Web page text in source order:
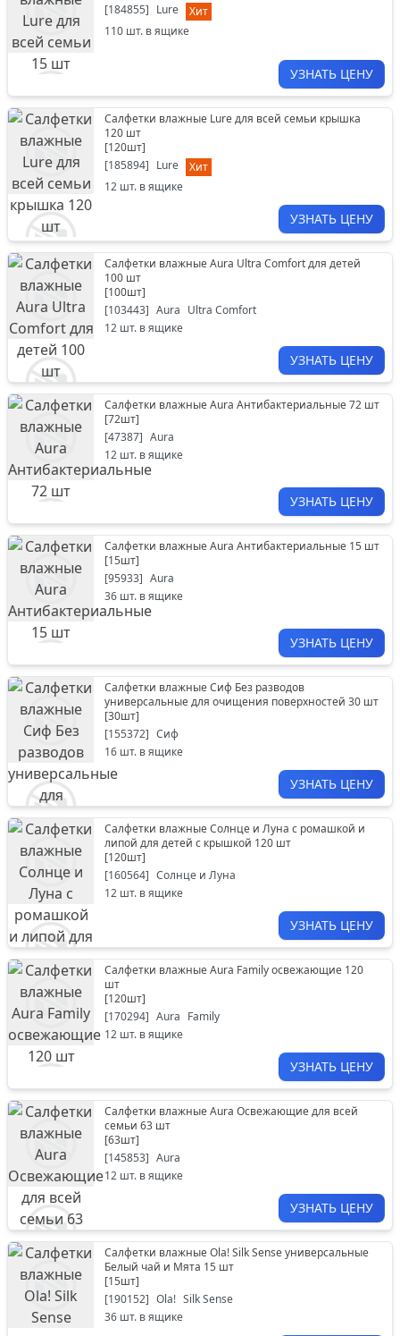
[184855] Lure
Хит
110 шт. в ящике
УЗНАТЬ ЦЕНУ
Салфетки влажные Lure для всей семьи крышка
120 шт
[120шт]
[185894] Lure
Хит
12 шт. в ящике
УЗНАТЬ ЦЕНУ
Салфетки влажные Aura Ultra Comfort для детей
100 шт
[100шт]
[103443] Aura Ultra Comfort
12 шт. в ящике
УЗНАТЬ ЦЕНУ
Салфетки влажные Aura Антибактериальные 72 шт
[72шт]
[47387] Aura
12 шт. в ящике
УЗНАТЬ ЦЕНУ
Салфетки влажные Aura Антибактериальные 15 шт
[15шт]
[95933] Aura
36 шт. в ящике
УЗНАТЬ ЦЕНУ
Салфетки влажные Сиф Без разводов
универсальные для очищения поверхностей 30 шт
[30шт]
[155372] Сиф
16 шт. в ящике
УЗНАТЬ ЦЕНУ
Салфетки влажные Солнце и Луна с ромашкой и
липой для детей с крышкой 120 шт
[120шт]
[160564] Солнце и Луна
12 шт. в ящике
УЗНАТЬ ЦЕНУ
Салфетки влажные Aura Family освежающие 120
шт
[120шт]
[170294] Aura Family
12 шт. в ящике
УЗНАТЬ ЦЕНУ
Салфетки влажные Aura Освежающие для всей
семьи 63 шт
[63шт]
[145853] Aura
12 шт. в ящике
УЗНАТЬ ЦЕНУ
Салфетки влажные Ola! Silk Sense универсальные
Белый чай и Мята 15 шт
[15шт]
[190152] Ola! Silk Sense
36 шт. в ящике